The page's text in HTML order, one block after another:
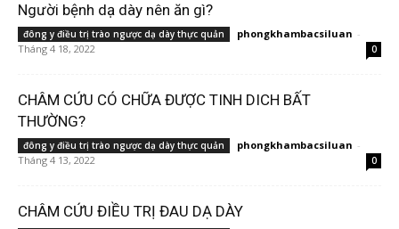
Người bệnh dạ dày nên ăn gì?
đông y điều trị trào ngược dạ dày thực quản phongkhambacsiluan -
Tháng 4 18, 2022
0
CHÂM CỨU CÓ CHỮA ĐƯỢC TINH DICH BẤT
THƯỜNG?
đông y điều trị trào ngược dạ dày thực quản phongkhambacsiluan -
Tháng 4 13, 2022
0
CHÂM CỨU ĐIỀU TRỊ ĐAU DẠ DÀY